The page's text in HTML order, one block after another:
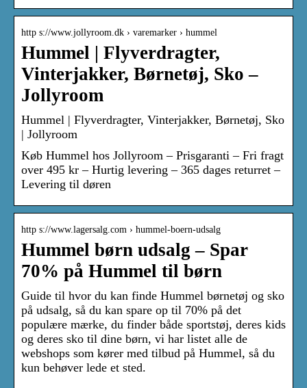
http s://www.jollyroom.dk › varemarker › hummel
Hummel | Flyverdragter,
Vinterjakker, Børnetøj, Sko –
Jollyroom
Hummel | Flyverdragter, Vinterjakker, Børnetøj, Sko
| Jollyroom
Køb Hummel hos Jollyroom – Prisgaranti – Fri fragt
over 495 kr – Hurtig levering – 365 dages returret –
Levering til døren
http s://www.lagersalg.com › hummel-boern-udsalg
Hummel børn udsalg – Spar
70% på Hummel til børn
Guide til hvor du kan finde Hummel børnetøj og sko
på udsalg, så du kan spare op til 70% på det
populære mærke, du finder både sportstøj, deres kids
og deres sko til dine børn, vi har listet alle de
webshops som kører med tilbud på Hummel, så du
kun behøver lede et sted.